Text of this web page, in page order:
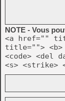
NOTE - Vous
<a href=""
title=""> <b>
<code> <del
<s> <strike>